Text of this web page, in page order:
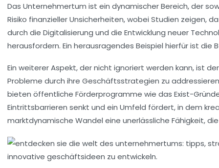
Das Unternehmertum ist ein dynamischer Bereich, der
Risiko finanzieller Unsicherheiten, wobei Studien zeigen,
durch die Digitalisierung und die Entwicklung neuer
herausfordern. Ein herausragendes Beispiel hierfür ist die
Ein weiterer Aspekt, der nicht ignoriert werden kann, ist
Probleme durch ihre Geschäftsstrategien zu
bieten öffentliche Förderprogramme wie das Exist-
Eintrittsbarrieren senkt und ein Umfeld fördert, in dem
marktdynamische Wandel eine unerlässliche Fähigkeit,